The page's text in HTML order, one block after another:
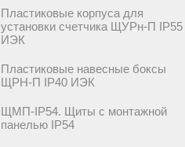
Пластиковые корпуса для
установки счетчика ЩУРн-П IP55
ИЭК
Пластиковые навесные боксы
ЩРН-П IP40 ИЭК
ЩМП-IP54. Щиты с монтажной
панелью IP54